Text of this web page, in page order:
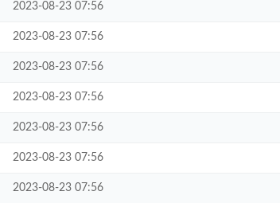
2023-08-23 07:56
2023-08-23 07:56
2023-08-23 07:56
2023-08-23 07:56
2023-08-23 07:56
2023-08-23 07:56
2023-08-23 07:56